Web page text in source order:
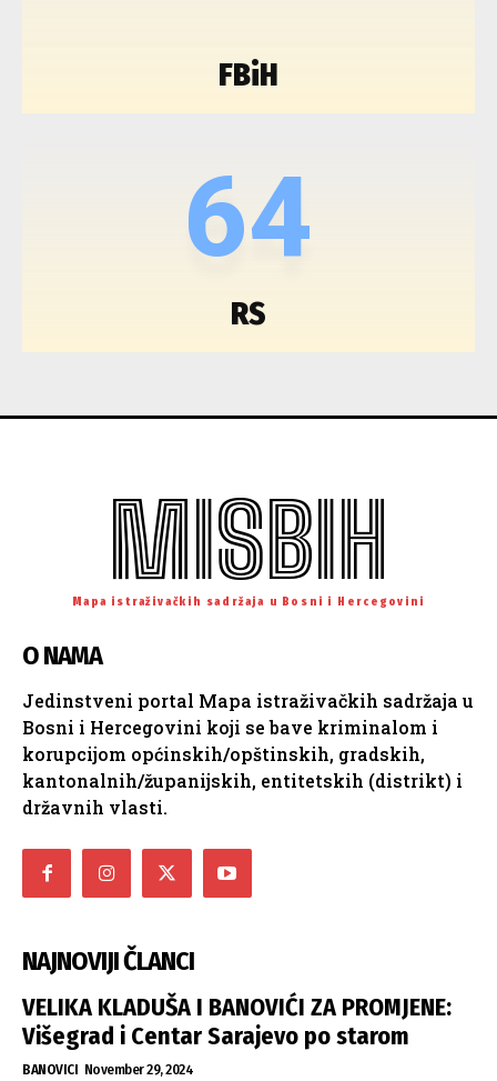
FBiH
64
RS
MISBIH
Mapa istraživačkih sadržaja u Bosni i Hercegovini
O NAMA
Jedinstveni portal Mapa istraživačkih sadržaja u
Bosni i Hercegovini koji se bave kriminalom i
korupcijom općinskih/opštinskih, gradskih,
kantonalnih/županijskih, entitetskih (distrikt) i
državnih vlasti.
NAJNOVIJI ČLANCI
VELIKA KLADUŠA I BANOVIĆI ZA PROMJENE:
Višegrad i Centar Sarajevo po starom
BANOVICI November 29, 2024